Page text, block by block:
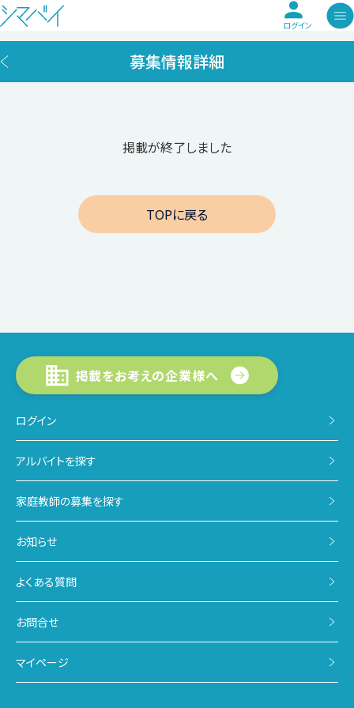
ログイン
募集情報詳細
掲載が終了しました
TOPに戻る
掲載をお考えの企業様へ
ログイン
アルバイトを探す
家庭教師の募集を探す
お知らせ
よくある質問
お問合せ
マイページ